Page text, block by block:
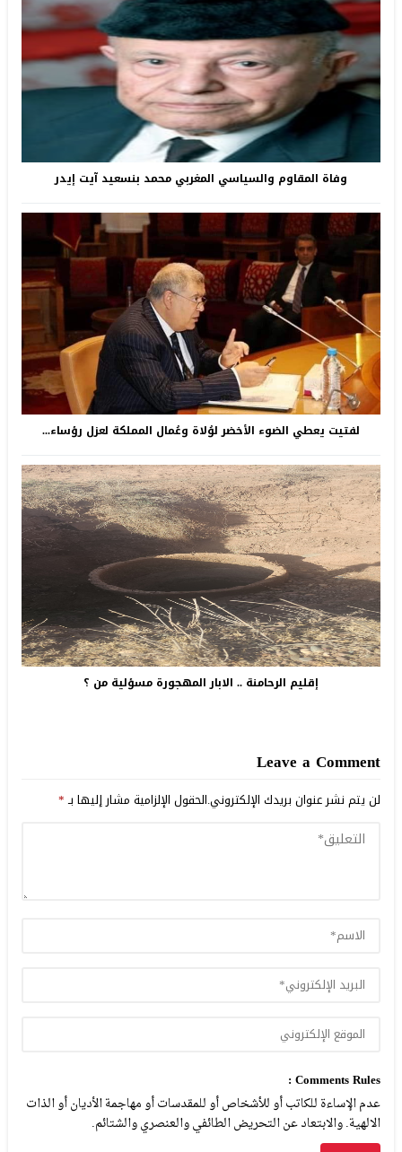
وفاة المقاوم والسياسي المغربي محمد بنسعيد آيت إيدر
لفتيت يعطي الضوء الأخضر لوُلاة وعُمال المملكة لعزل رؤساء...
إقليم الرحامنة .. الابار المهجورة مسؤلية من ؟
Leave a Comment
لن يتم نشر عنوان بريدك الإلكتروني.الحقول الإلزامية مشار إليها بـ*
Comments Rules :
عدم الإساءة للكاتب أو للأشخاص أو للمقدسات أو مهاجمة الأديان أو الذات
الالهية. والابتعاد عن التحريض الطائفي والعنصري والشتائم.